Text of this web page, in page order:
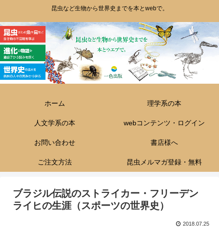
昆虫など生物から世界史までを本とwebで。
ホーム 理学系の本
人文学系の本 webコンテンツ・ログイン
お問い合わせ 書店様へ
ご注文方法 昆虫メルマガ登録・無料
ブラジル伝説のストライカー・フリーデン
ライヒの生涯（スポーツの世界史）
2018.07.25